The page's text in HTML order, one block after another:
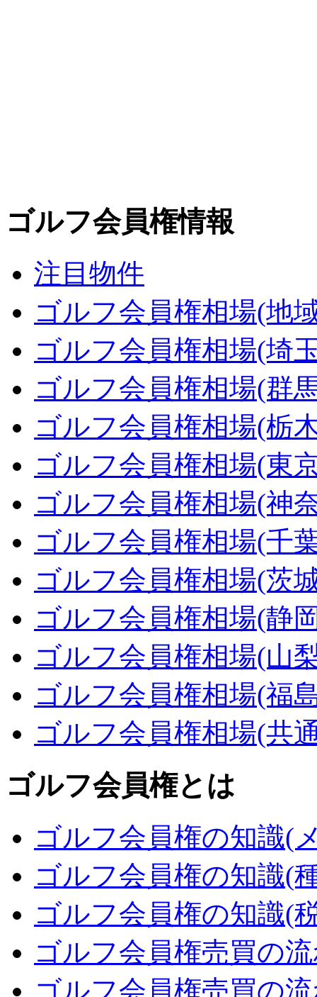
ゴルフ会員権情報
注目物件
ゴルフ会員権相場(地
ゴルフ会員権相場(埼
ゴルフ会員権相場(群
ゴルフ会員権相場(栃
ゴルフ会員権相場(東
ゴルフ会員権相場(神
ゴルフ会員権相場(千
ゴルフ会員権相場(茨
ゴルフ会員権相場(静
ゴルフ会員権相場(山
ゴルフ会員権相場(福
ゴルフ会員権相場(共
ゴルフ会員権とは
ゴルフ会員権の知識(
ゴルフ会員権の知識(
ゴルフ会員権の知識(
ゴルフ会員権売買の
ゴルフ会員権売買の